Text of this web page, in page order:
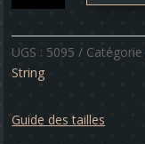
String
-
Lucine
UGS : 5095
String
Guide des tailles